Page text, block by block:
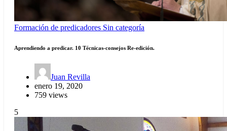
Formación de predicadores Sin categoría
Aprendiendo a predicar. 10 Técnicas-consejos Re-edición.
Juan Revilla
enero 19, 2020
759 views
5